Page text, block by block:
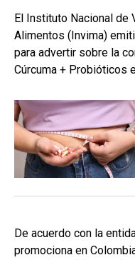
El Instituto Nacional de
Alimentos (Invima)
para advertir sobre la
Cúrcuma + Probióticos
De acuerdo con la
promociona en